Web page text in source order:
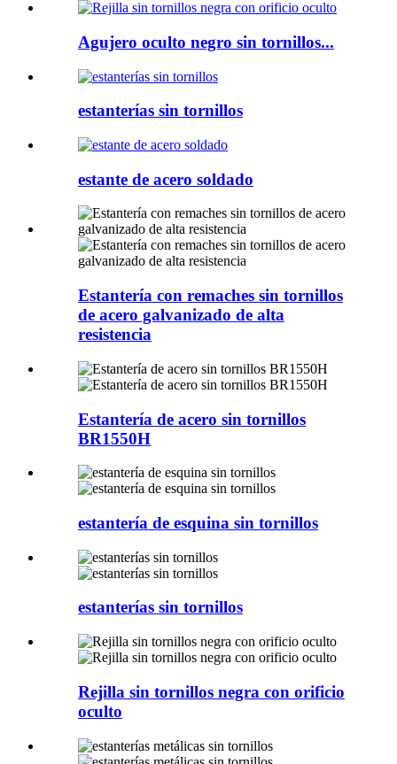
Agujero oculto negro sin tornillos...
estanterías sin tornillos
estante de acero soldado
Estantería con remaches sin tornillos
de acero galvanizado de alta
resistencia
Estantería de acero sin tornillos
BR1550H
estantería de esquina sin tornillos
estanterías sin tornillos
Rejilla sin tornillos negra con orificio
oculto